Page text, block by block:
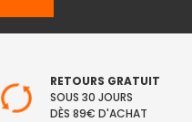
RETOURS GRATUIT
SOUS 30 JOURS
DÈS 89€ D'ACHAT